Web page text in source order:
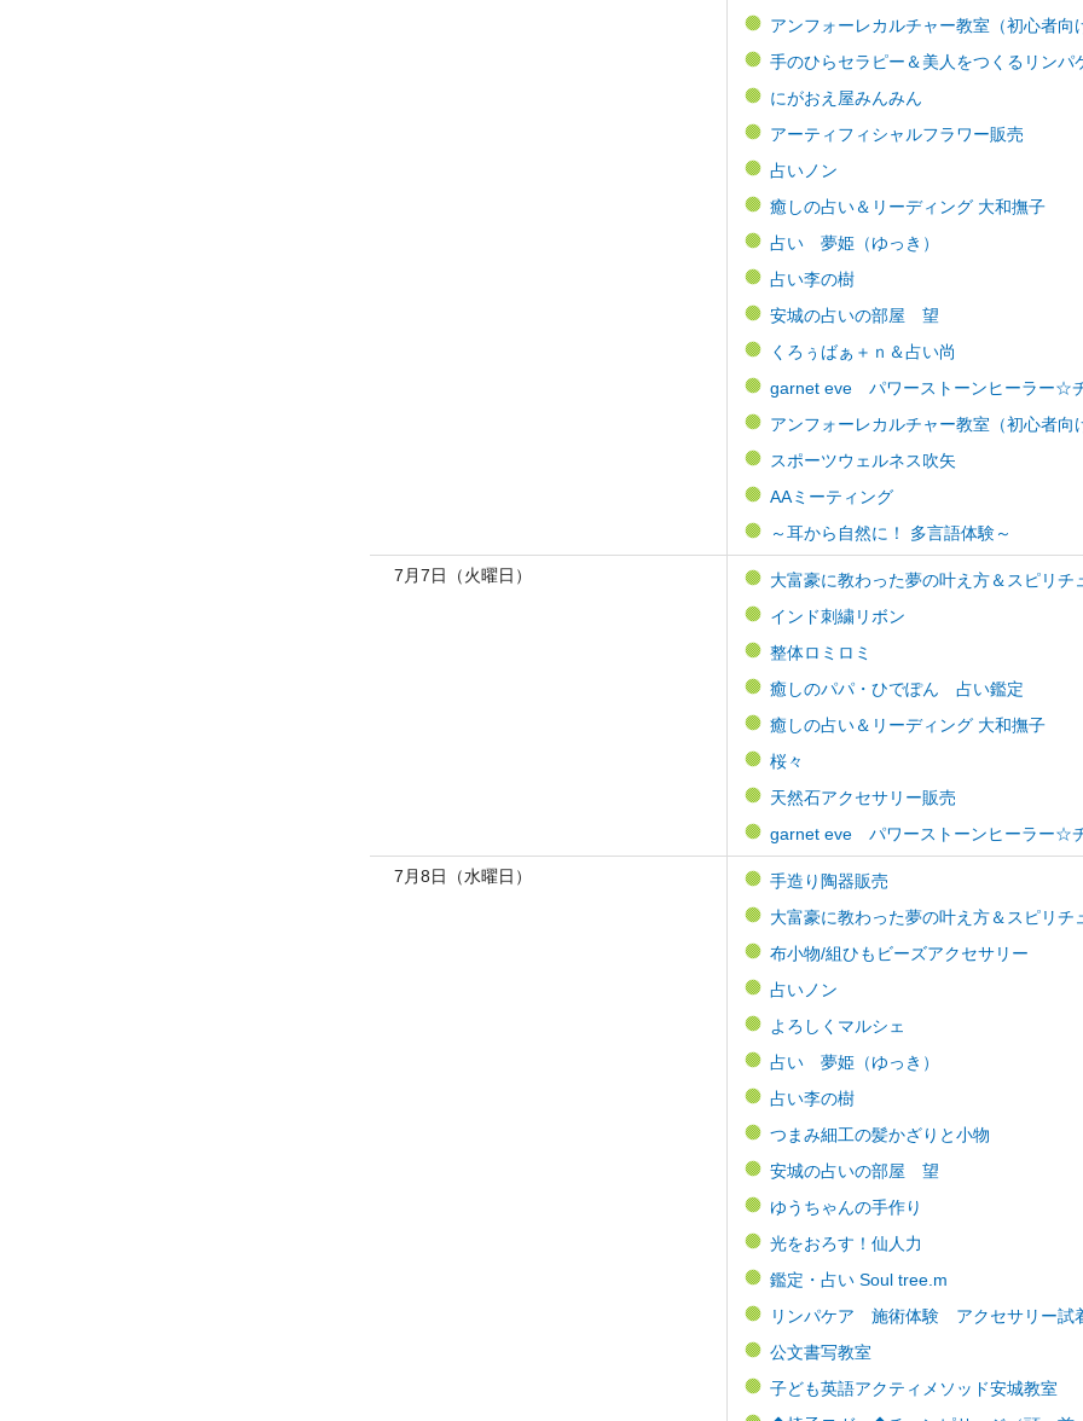
アンフォーレカルチャー教室（初心者向
手のひらセラピー＆美人をつくるリンパ
にがおえ屋みんみん
アーティフィシャルフラワー販売
占いノン
癒しの占い＆リーディング 大和撫子
占い 夢姫（ゆっき）
占い李の樹
安城の占いの部屋 望
くろぅばぁ＋ｎ＆占い尚
garnet eve パワーストーンヒーラー☆
アンフォーレカルチャー教室（初心者向
スポーツウェルネス吹矢
AAミーティング
～耳から自然に！ 多言語体験～
7月7日（火曜日）
大富豪に教わった夢の叶え方＆スピリチ
インド刺繍リボン
整体ロミロミ
癒しのパパ・ひでぽん 占い鑑定
癒しの占い＆リーディング 大和撫子
桜々
天然石アクセサリー販売
garnet eve パワーストーンヒーラー☆
7月8日（水曜日）
手造り陶器販売
大富豪に教わった夢の叶え方＆スピリチ
布小物/組ひもビーズアクセサリー
占いノン
よろしくマルシェ
占い 夢姫（ゆっき）
占い李の樹
つまみ細工の髪かざりと小物
安城の占いの部屋 望
ゆうちゃんの手作り
光をおろす！仙人力
鑑定・占い Soul tree.m
リンパケア 施術体験 アクセサリー試
公文書写教室
子ども英語アクティメソッド安城教室